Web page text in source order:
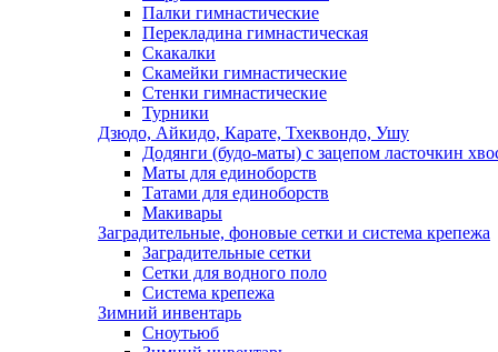
Палки гимнастические
Перекладина гимнастическая
Скакалки
Скамейки гимнастические
Стенки гимнастические
Турники
Дзюдо, Айкидо, Карате, Тхеквондо, Ушу
Додянги (будо-маты) с зацепом ласточкин
Маты для единоборств
Татами для единоборств
Макивары
Заградительные, фоновые сетки и система крепежа
Заградительные сетки
Сетки для водного поло
Система крепежа
Зимний инвентарь
Сноутьюб